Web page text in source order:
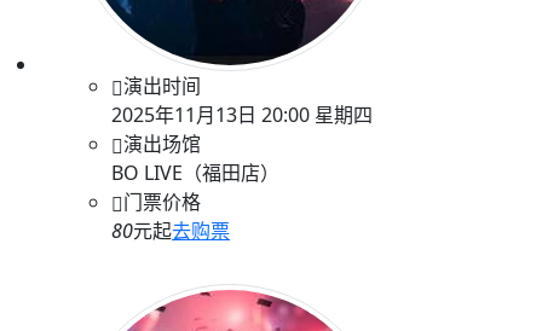
演出时间
2025年11月13日 20:00 星期四
演出场馆
BO LIVE（福田店）
门票价格
80元起去购票